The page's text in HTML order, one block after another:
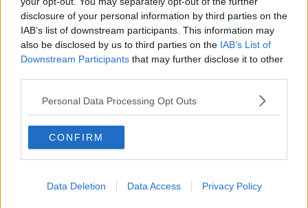
disclosure of your personal information by third parties on the
IAB’s list of downstream participants. This information may
also be disclosed by us to third parties on the IAB’s List of
Downstream Participants that may further disclose it to other
Personal Data Processing Opt Outs
CONFIRM
Data Deletion Data Access Privacy Policy
​La guerra dei mondi
Marciare non marcire
Fase due
L’Agorà
Silvia
Congiunti
​Lettera sulla brevità della vita
​Lettera sulla felicità
​Lettera sul tempo
Lettera semiconfidenziale al Presidente
Pensieri per dopo
Pandemia